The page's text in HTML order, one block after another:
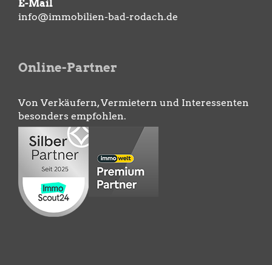
E-Mail
info@immobilien-bad-rodach.de
Online-Partner
Von Verkäufern, Vermietern und Interessenten
besonders empfohlen.